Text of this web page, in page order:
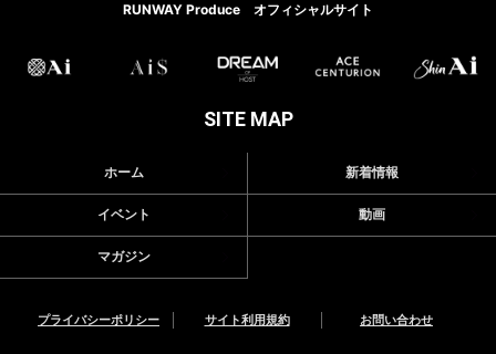
RUNWAY Produce オフィシャルサイト
SITE MAP
ホーム 新着情報
イベント 動画
マガジン
プライバシーポリシー サイト利用規約 お問い合わせ